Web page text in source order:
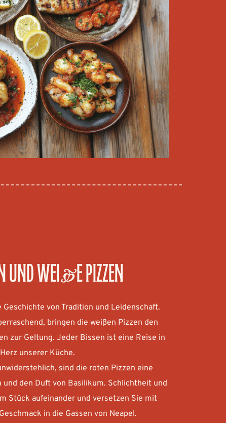
und weiße Pizzen
von Tradition und Leidenschaft.
bringen die weißen Pizzen den
zur Geltung. Jeder Bissen ist eine Reise in
unserer Küche.
sind die roten Pizzen eine
und den Duft von Basilikum. Schlichtheit und
Stück aufeinander und versetzen Sie mit
in die Gassen von Neapel.